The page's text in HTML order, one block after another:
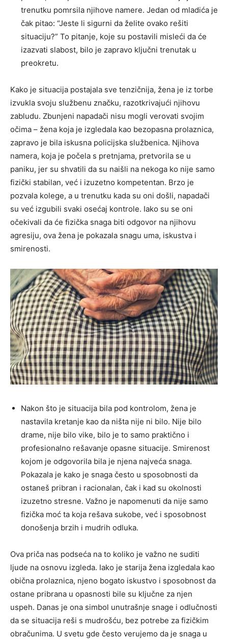
trenutku pomrsila njihove namere. Jedan od mladića je
čak pitao: “Jeste li sigurni da želite ovako rešiti
situaciju?” To pitanje, koje su postavili misleći da će
izazvati slabost, bilo je zapravo ključni trenutak u
preokretu.
Kako je situacija postajala sve tenzičnija, žena je iz torbe
izvukla svoju službenu značku, razotkrivajući njihovu
zabludu. Zbunjeni napadači nisu mogli verovati svojim
očima – žena koja je izgledala kao bezopasna prolaznica,
zapravo je bila iskusna policijska službenica. Njihova
namera, koja je počela s pretnjama, pretvorila se u
paniku, jer su shvatili da su naišli na nekoga ko nije samo
fizički stabilan, već i izuzetno kompetentan. Brzo je
pozvala kolege, a u trenutku kada su oni došli, napadači
su već izgubili svaki osećaj kontrole. Iako su se oni
očekivali da će fizička snaga biti odgovor na njihovu
agresiju, ova žena je pokazala snagu uma, iskustva i
smirenosti.
Nakon što je situacija bila pod kontrolom, žena je
nastavila kretanje kao da ništa nije ni bilo. Nije bilo
drame, nije bilo vike, bilo je to samo praktično i
profesionalno rešavanje opasne situacije. Smirenost
kojom je odgovorila bila je njena najveća snaga.
Pokazala je kako je snaga često u sposobnosti da
ostaneš pribran i racionalan, čak i kad su okolnosti
izuzetno stresne. Važno je napomenuti da nije samo
fizička moć ta koja rešava sukobe, već i sposobnost
donošenja brzih i mudrih odluka.
Ova priča nas podseća na to koliko je važno ne suditi
ljude na osnovu izgleda. Iako je starija žena izgledala kao
obična prolaznica, njeno bogato iskustvo i sposobnost da
ostane pribrana u opasnosti bile su ključne za njen
uspeh. Danas je ona simbol unutrašnje snage i odlučnosti
da se situacija reši s mudrošću, bez potrebe za fizičkim
obračunima. U svetu gde često verujemo da je snaga u